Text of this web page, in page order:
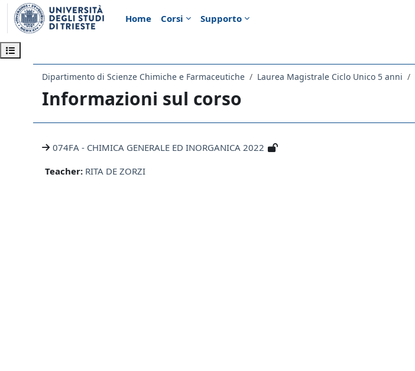
Vai al contenuto principale
Home
Corsi Supporto
Apri indice del corso
Dipartimento di Scienze Chimiche e Farmaceutiche Laurea Magistrale Ciclo Unico 5 anni
Informazioni sul corso
074FA - CHIMICA GENERALE ED INORGANICA 2022
Teacher: RITA DE ZORZI